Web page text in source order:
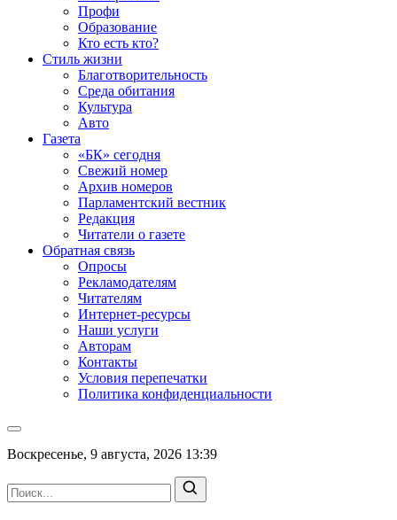
Профи
Образование
Кто есть кто?
Стиль жизни
Благотворительность
Среда обитания
Культура
Авто
Газета
«БК» сегодня
Свежий номер
Архив номеров
Парламентский вестник
Редакция
Читатели о газете
Обратная связь
Опросы
Рекламодателям
Читателям
Интернет-ресурсы
Наши услуги
Авторам
Контакты
Условия перепечатки
Политика конфиденциальности
Воскресенье, 9 августа, 2026 13:39